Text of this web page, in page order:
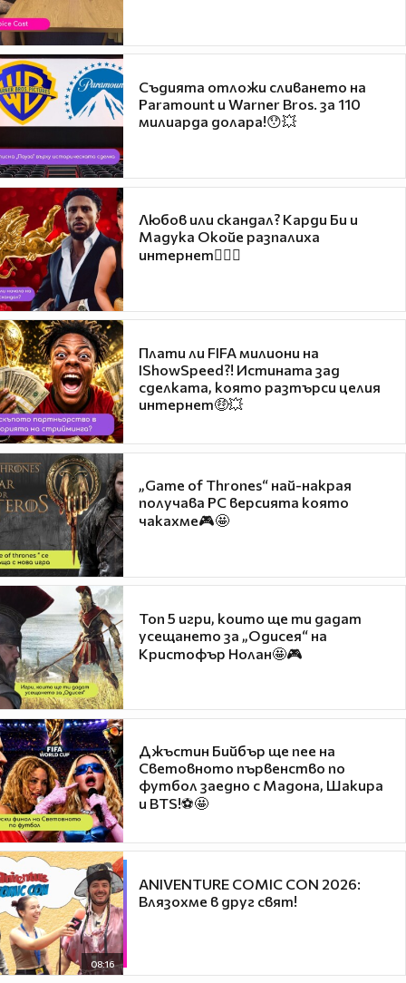
Съдията отложи сливането на
Paramount и Warner Bros. за 110
милиарда долара!😯💥
Любов или скандал? Карди Би и
Мадука Окойе разпалиха
интернет❤️‍🔥🔥
Плати ли FIFA милиони на
IShowSpeed?! Истината зад
сделката, която разтърси целия
интернет🤑💥
„Game of Thrones“ най-накрая
получава PC версията която
чакахме🎮🤩
Топ 5 игри, които ще ти дадат
усещането за „Одисея“ на
Кристофър Нолан🤩🎮
Джъстин Бийбър ще пее на
Световното първенство по
футбол заедно с Мадона, Шакира
и BTS!⚽🤩
08:16
ANIVENTURE COMIC CON 2026:
Влязохме в друг свят!